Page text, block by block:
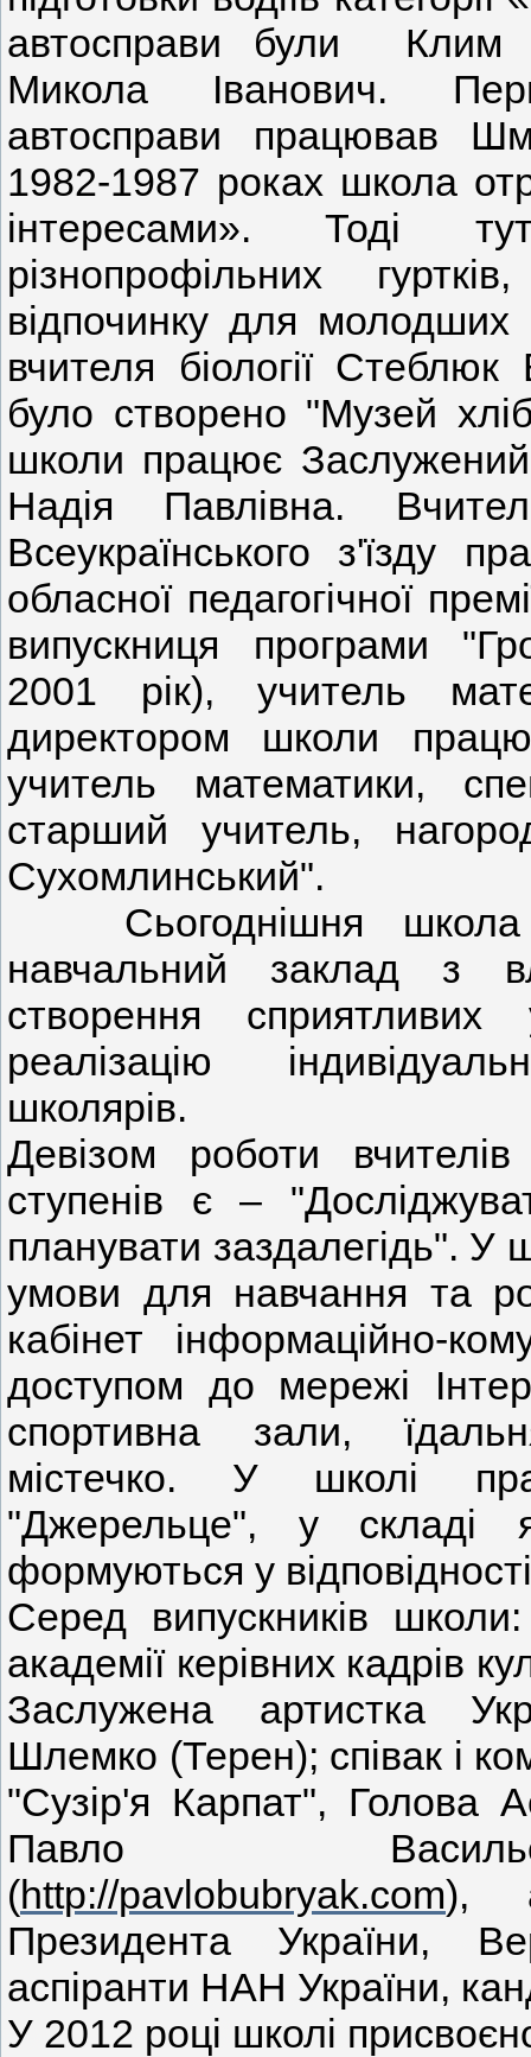
автосправи були Клим
Микола Іванович.
автосправи працював
1982-1987 роках школа
інтересами». Тоді
різнопрофільних
відпочинку для молодших
вчителя біології Стеблюк
було створено "Музей
школи працює
Надія Павлівна.
Всеукраїнського з'їзду
обласної педагогічної
випускниця програми
2001 рік), учитель
директором школи
учитель математики,
старший учитель,
Сухомлинський".
Сьогоднішня школа -
навчальний заклад з
створення
реалізацію
школярів.
Девізом роботи
ступенів є –
планувати заздалегідь". У
умови для навчання та
кабінет інформаційно-
доступом до мережі
спортивна зали,
містечко. У школі
"Джерельце", у складі
формуються у
Серед випускників
академії керівних кадрів
Заслужена артистка
Шлемко (Терен); співак і
"Сузiр'я Карпат", Голова
Павло
(http://pavlobubryak.com),
Президента України,
аспіранти НАН України,
У 2012 році школі